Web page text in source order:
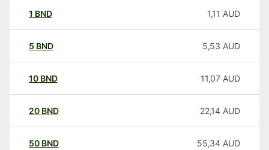
1 BND 1,11 AUD
5 BND 5,53 AUD
10 BND 11,07 AUD
20 BND 22,14 AUD
50 BND 55,34 AUD